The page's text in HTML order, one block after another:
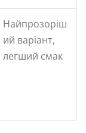
Найпрозоріш
ий варіант,
легший смак